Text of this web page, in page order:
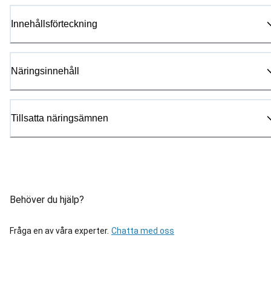
Innehållsförteckning
Näringsinnehåll
Tillsatta näringsämnen
Behöver du hjälp?
Fråga en av våra experter. Chatta med oss